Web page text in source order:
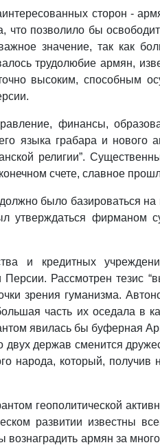
сторон -
позволило бы
значение, так как
трудолюбие армян,
высоким, способным
финансы,
языка грабара и нового
религии”.
счете, славное
было базироваться
утверждаться фирманом
и кредитных
Рассмотрен тезис
зрения гуманизма.
часть их оседала в
явилась бы буферная
держав сменится
народа, который,
геополитической
развитии известны
армян за